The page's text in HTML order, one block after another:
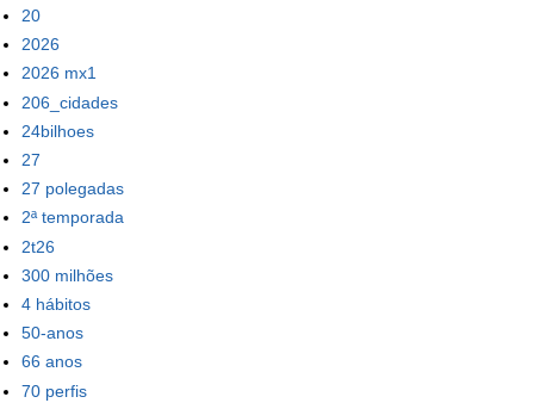
20
2026
2026 mx1
206_cidades
24bilhoes
27
27 polegadas
2ª temporada
2t26
300 milhões
4 hábitos
50-anos
66 anos
70 perfis